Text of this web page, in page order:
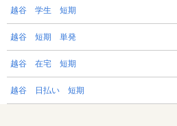
越谷 学生 短期
越谷 短期 単発
越谷 在宅 短期
越谷 日払い 短期